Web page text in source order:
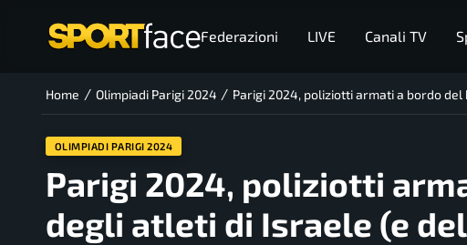
Federazioni LIVE Canali TV
Home / Olimpiadi Parigi 2024 / Parigi 2024, poliziotti armati a bordo
OLIMPIADI PARIGI 2024
Parigi 2024, poliziotti
degli atleti di Israele (e